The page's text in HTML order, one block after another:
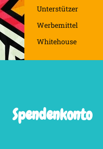
Unterstützer
Werbemittel
Whitehouse
Spendenkonto